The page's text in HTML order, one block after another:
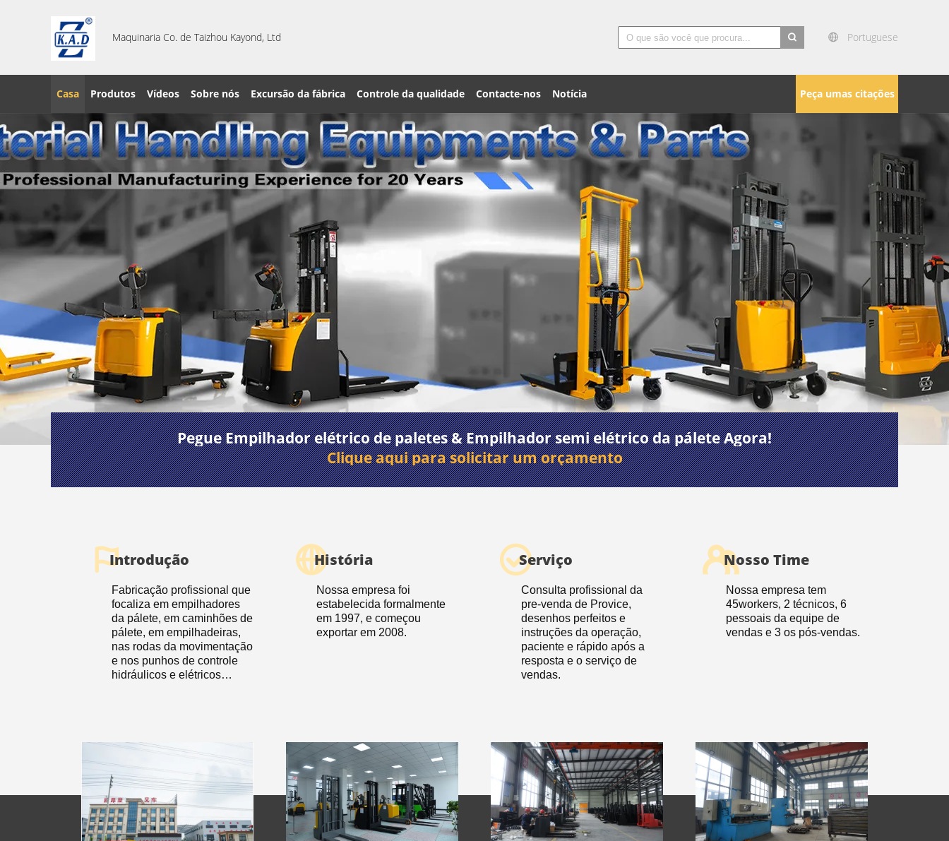
Maquinaria Co. de Taizhou Kayond, Ltd
Portuguese
Peça umas citações
Casa Produtos Vídeos Sobre nós Excursão da fábrica Controle da qualidade Contacte-nos Notícia
Pegue Empilhador elétrico de paletes & Empilhador semi elétrico da pálete Agora!
Clique aqui para solicitar um orçamento
Introdução
Fabricação profissional que
focaliza em empilhadores
da pálete, em caminhões de
pálete, em empilhadeiras,
nas rodas da movimentação
e nos punhos de controle
hidráulicos e elétricos…
História
Nossa empresa foi
estabelecida formalmente
em 1997, e começou
exportar em 2008.
Serviço
Consulta profissional da
pre-venda de Provice,
desenhos perfeitos e
instruções da operação,
paciente e rápido após a
resposta e o serviço de
vendas.
Nosso Time
Nossa empresa tem
45workers, 2 técnicos, 6
pessoais da equipe de
vendas e 3 os pós-vendas.